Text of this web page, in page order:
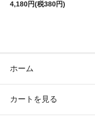
4,180円(税380円)
ホーム
カートを見る